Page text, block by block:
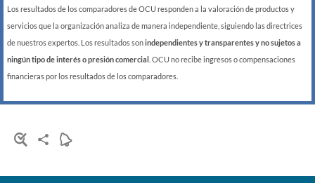
Los resultados de los comparadores de OCU responden a la valoración de productos y
servicios que la organización analiza de manera independiente, siguiendo las directrices
de nuestros expertos. Los resultados sonindependientes y transparentes y no sujetos a
ningún tipo de interés o presión comercial . OCU no recibe ingresos o compensaciones
financieras por los resultados de los comparadores.